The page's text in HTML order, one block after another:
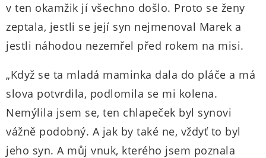
v ten okamžik jí všechno došlo. Proto se ženy
zeptala, jestli se její syn nejmenoval Marek a
jestli náhodou nezemřel před rokem na misi.
„Když se ta mladá maminka dala do pláče a má
slova potvrdila, podlomila se mi kolena.
Nemýlila jsem se, ten chlapeček byl synovi
vážně podobný. A jak by také ne, vždyť to byl
jeho syn. A můj vnuk, kterého jsem poznala